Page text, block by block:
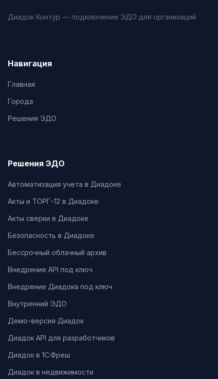
Диадок Контур — подключение ЭДО для организаций
Навигация
Главная
Города
Решения ЭДО
Решения ЭДО
Автоматизация учета в Диадоке
Акты и ТОРГ-12 в Диадоке
Акты сверки в Диадоке
Безопасность в Диадоке
Бессрочный облачный архив
Внедрение API под ключ
Внедрение Диадока под ключ
Внутренний ЭДО
Демо-версия Диадок
Диадок API для разработчиков
Диадок в 1С:Фреш
Диадок в недвижимости